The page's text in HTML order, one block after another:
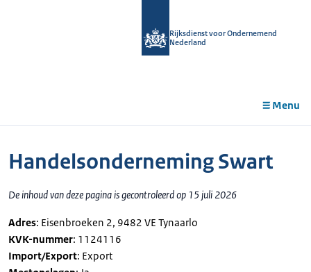
Rijksdienst voor Ondernemend
Nederland
Menu
Handelsonderneming Swart
De inhoud van deze pagina is gecontroleerd op 15 juli 2026
Adres: Eisenbroeken 2, 9482 VE Tynaarlo
KVK-nummer: 1124116
Import/Export: Export